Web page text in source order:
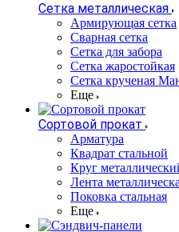
Сетка металлическая
Армирующая сетка
Сварная сетка
Сетка для забора
Сетка жаростойкая
Сетка крученая
Еще
Сортовой прокат
Арматура
Квадрат стальной
Круг
Лента
Поковка стальная
Еще